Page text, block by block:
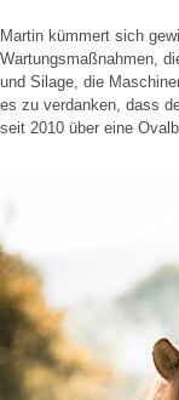
Martin kümmert sich
Wartungsmaßnahmen,
und Silage, die
es zu verdanken, dass
seit 2010 über eine